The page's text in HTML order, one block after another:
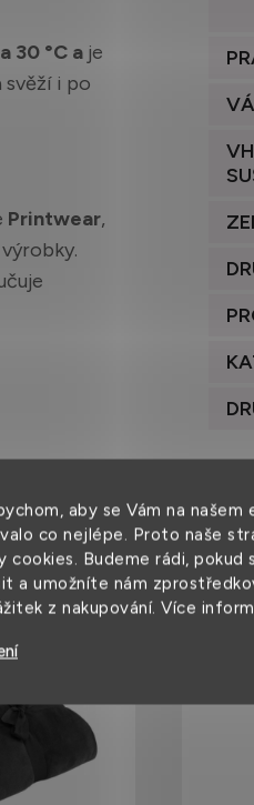
aby se Vám na našem
co nejlépe. Proto naše
cookies. Budeme rádi, pokud
a umožníte nám
z nakupování. Více
30 °C a je
svěží i po
Printwear,